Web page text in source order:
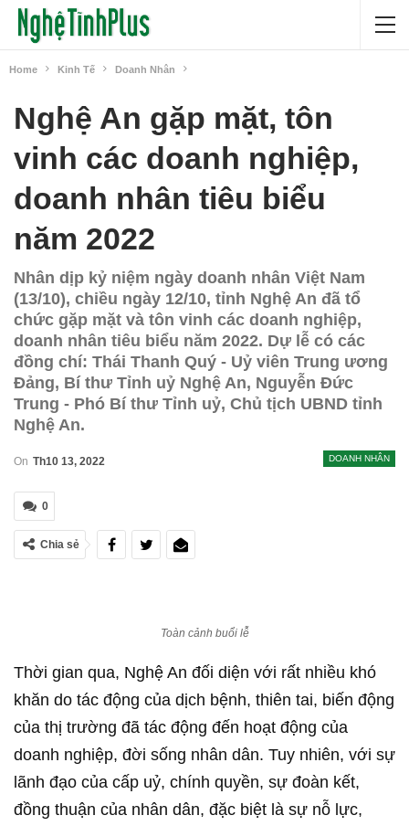
Home Kinh Tế Doanh Nhân
Nghệ An gặp mặt, tôn
vinh các doanh nghiệp,
doanh nhân tiêu biểu
năm 2022
Nhân dịp kỷ niệm ngày doanh nhân Việt Nam
(13/10), chiều ngày 12/10, tỉnh Nghệ An đã tổ
chức gặp mặt và tôn vinh các doanh nghiệp,
doanh nhân tiêu biểu năm 2022. Dự lễ có các
đồng chí: Thái Thanh Quý - Uỷ viên Trung ương
Đảng, Bí thư Tỉnh uỷ Nghệ An, Nguyễn Đức
Trung - Phó Bí thư Tỉnh uỷ, Chủ tịch UBND tỉnh
Nghệ An.
DOANH NHÂN
On Th10 13, 2022
0
Chia sẻ
Toàn cảnh buổi lễ
Thời gian qua, Nghệ An đối diện với rất nhiều khó
khăn do tác động của dịch bệnh, thiên tai, biến động
của thị trường đã tác động đến hoạt động của
doanh nghiệp, đời sống nhân dân. Tuy nhiên, với sự
lãnh đạo của cấp uỷ, chính quyền, sự đoàn kết,
đồng thuận của nhân dân, đặc biệt là sự nỗ lực,